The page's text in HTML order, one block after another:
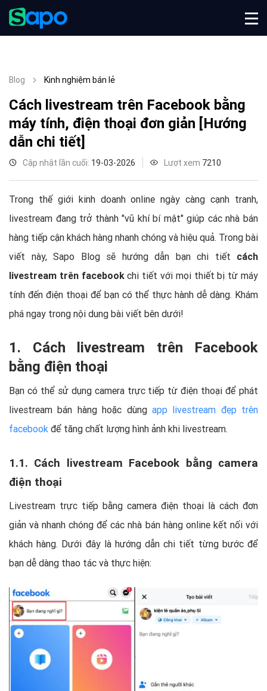
Blog Kinh nghiệm bán lẻ
Cách livestream trên Facebook bằng
máy tính, điện thoại đơn giản [Hướng
dẫn chi tiết]
Cập nhật lần cuối: 19-03-2026 Lượt xem 7210
Trong thế giới kinh doanh online ngày càng cạnh tranh,
livestream đang trở thành "vũ khí bí mật" giúp các nhà bán
hàng tiếp cận khách hàng nhanh chóng và hiệu quả. Trong bài
viết này, Sapo Blog sẽ hướng dẫn bạn chi tiết cách
livestream trên facebookchi tiết với mọi thiết bị từ máy
tính đến điện thoại để bạn có thể thực hành dễ dàng. Khám
phá ngay trong nội dung bài viết bên dưới!
1. Cách livestream trên Facebook
bằng điện thoại
Bạn có thể sử dụng camera trực tiếp từ điện thoại để phát
livestream bán hàng hoặc dùng app livestream đẹp trên
facebook để tăng chất lượng hình ảnh khi livestream.
1.1. Cách livestream Facebook bằng camera
điện thoại
Livestream trực tiếp bằng camera điện thoại là cách đơn
giản và nhanh chóng để các nhà bán hàng online kết nối với
khách hàng. Dưới đây là hướng dẫn chi tiết từng bước để
bạn dễ dàng thao tác và thực hiện: